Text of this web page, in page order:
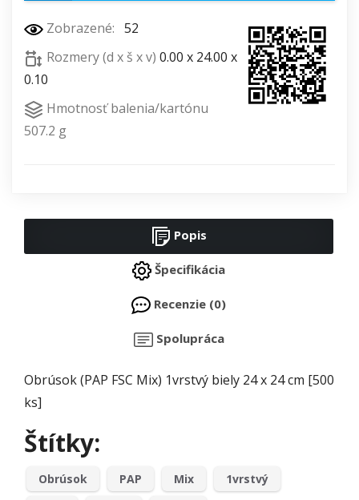
Zobrazené: 52
Rozmery (d x š x v) 0.00 x 24.00 x
0.10
Hmotnosť balenia/kartónu
507.2 g
Popis
Špecifikácia
Recenzie (0)
Spolupráca
Obrúsok (PAP FSC Mix) 1vrstvý biely 24 x 24 cm [500
ks]
Štítky:
Obrúsok PAP Mix
1vrstvý